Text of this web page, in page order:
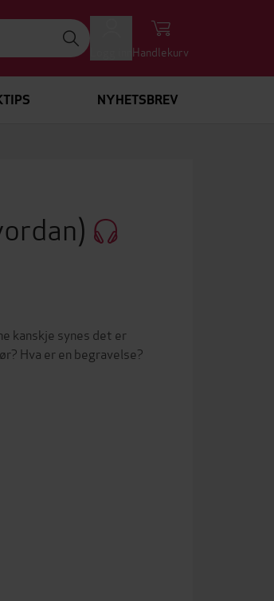
Handlekurv
NYHETSBREV
kanskje synes det er
Hva er en begravelse?